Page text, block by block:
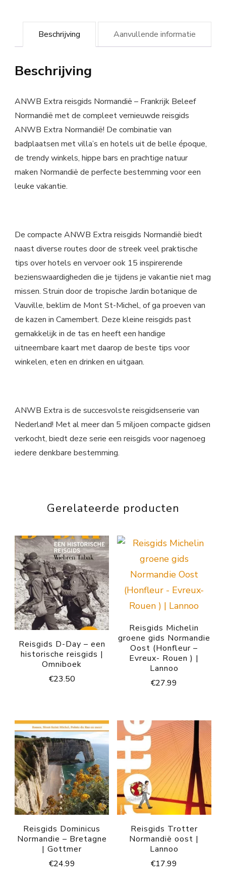
Beschrijving Aanvullende informatie
Beschrijving
ANWB Extra reisgids Normandië – Frankrijk Beleef
Normandië met de compleet vernieuwde reisgids
ANWB Extra Normandië! De combinatie van
badplaatsen met villa’s en hotels uit de belle époque,
de trendy winkels, hippe bars en prachtige natuur
maken Normandië de perfecte bestemming voor een
leuke vakantie.
De compacte ANWB Extra reisgids Normandië biedt
naast diverse routes door de streek veel praktische
tips over hotels en vervoer ook 15 inspirerende
bezienswaardigheden die je tijdens je vakantie niet mag
missen. Struin door de tropische Jardin botanique de
Vauville, beklim de Mont St-Michel, of ga proeven van
de kazen in Camembert. Deze kleine reisgids past
gemakkelijk in de tas en heeft een handige
uitneembare kaart met daarop de beste tips voor
winkelen, eten en drinken en uitgaan.
ANWB Extra is de succesvolste reisgidsenserie van
Nederland! Met al meer dan 5 miljoen compacte gidsen
verkocht, biedt deze serie een reisgids voor nagenoeg
iedere denkbare bestemming.
Gerelateerde producten
Reisgids D-Day – een
historische reisgids |
Omniboek
€23.50
Reisgids Michelin
groene gids Normandie
Oost (Honfleur –
Evreux- Rouen ) |
Lannoo
€27.99
Reisgids Dominicus
Normandie – Bretagne
| Gottmer
€24.99
Reisgids Trotter
Normandië oost |
Lannoo
€17.99